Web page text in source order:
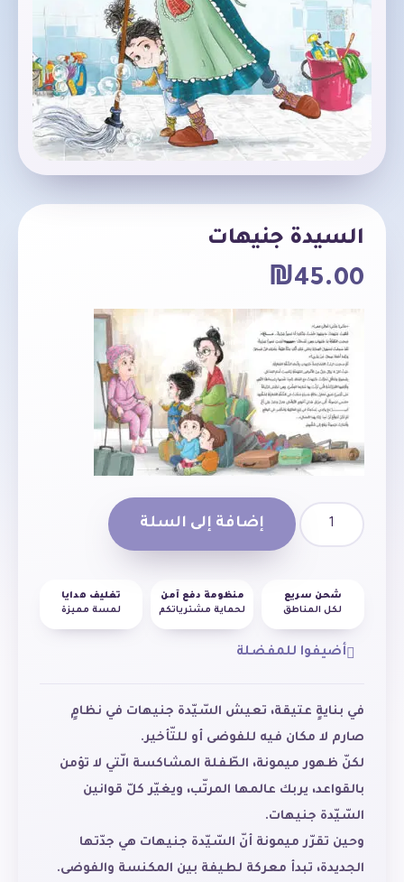
السيدة جنيهات
₪45.00
إضافة إلى السلة
شحن سريع
لكل المناطق
منظومة دفع آمن
لحماية مشترياتكم
تغليف هدايا
لمسة مميزة
أضيفوا للمفضلة
في بنايةٍ عتيقة، تعيش السّيّدة جنيهات في نظامٍ
صارم لا مكان فيه للفوضى أو للتّأخير.
لكنّ ظهور ميمونة، الطّفلة المشاكسة الّتي لا تؤمن
بالقواعد، يربك عالمها المرتّب، ويغيّر كلّ قوانين
السّيّدة جنيهات.
وحين تقرّر ميمونة أنّ السّيّدة جنيهات هي جدّتها
الجديدة، تبدأ معركة لطيفة بين المكنسة والفوضى.